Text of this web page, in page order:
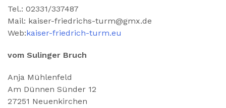
Tel.: 02331/337487
Mail: kaiser-friedrichs-turm@gmx.de
Web:kaiser-friedrich-turm.eu
vom Sulinger Bruch
Anja Mühlenfeld
Am Dünnen Sünder 12
27251 Neuenkirchen